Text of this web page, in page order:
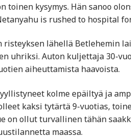
toinen kysymys. Hän sanoo
is rushed to hospital
risteyksen lähellä Betlehemin
uhriksi. Auton kuljettaja 30-
aiheuttamista haavoista.
kolme epäiltyä ja
kaksi tytärtä 9-vuotias,
on ollut turvallinen tähän
maassa.